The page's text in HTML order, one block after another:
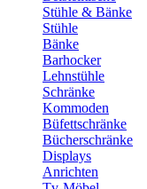
Stühle & Bänke
Stühle
Bänke
Barhocker
Lehnstühle
Schränke
Kommoden
Büfettschränke
Bücherschränke
Displays
Anrichten